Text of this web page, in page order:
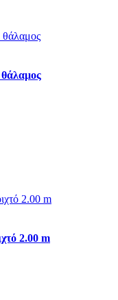
θάλαμος
2.00 m